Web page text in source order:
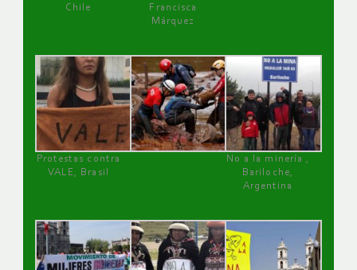
Chile
Francisca
Márquez
Protestas contra
VALE, Brasil
No a la minería ,
Bariloche,
Argentina